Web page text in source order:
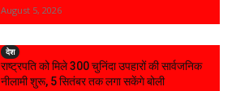
August 5, 2026
देश
राष्ट्रपति को मिले 300 चुनिंदा उपहारों की सार्वजनिक
नीलामी शुरू, 5 सितंबर तक लगा सकेंगे बोली